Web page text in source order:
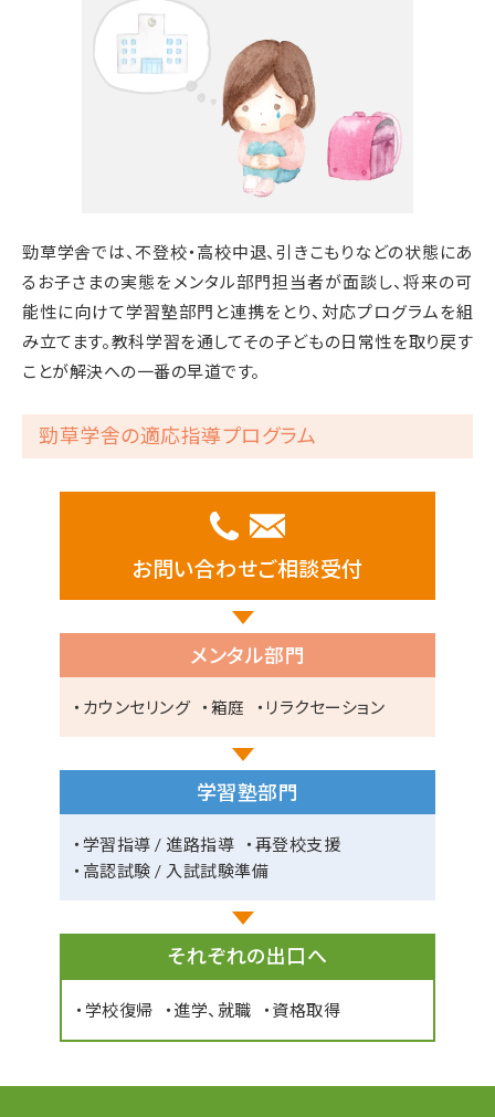
勁草学舎では、不登校・高校中退、引きこもりなどの状態にあ
るお子さまの実態をメンタル部門担当者が面談し、将来の可
能性に向けて学習塾部門と連携をとり、対応プログラムを組
み立てます。教科学習を通してその子どもの日常性を取り戻す
ことが解決への一番の早道です。
勁草学舎の適応指導プログラム
お問い合わせご相談受付
メンタル部門
カウンセリング 箱庭 リラクセーション
学習塾部門
学習指導 / 進路指導
再登校支援
高認試験 / 入試試験準備
それぞれの出口へ
学校復帰 進学、就職 資格取得